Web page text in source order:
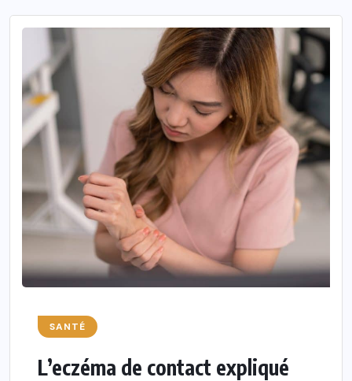
SANTÉ
L’eczéma de contact expliqué